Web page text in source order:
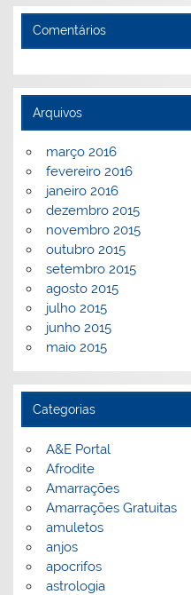
Comentários
Arquivos
março 2016
fevereiro 2016
janeiro 2016
dezembro 2015
novembro 2015
outubro 2015
setembro 2015
agosto 2015
julho 2015
junho 2015
maio 2015
Categorias
A&E Portal
Afrodite
Amarrações
Amarrações Gratuitas
amuletos
anjos
apocrifos
astrologia